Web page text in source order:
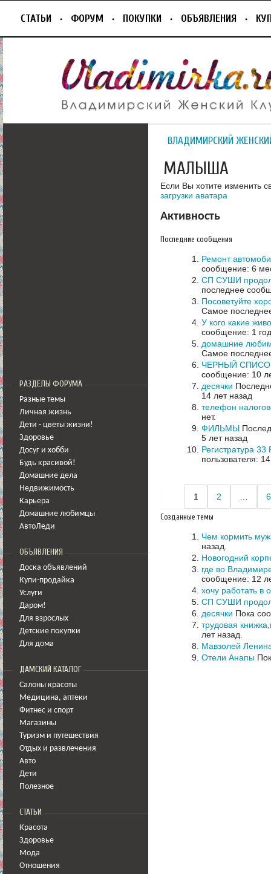
СТАТЬИ ФОРУМ ПОКУПКИ ОБЪЯВЛЕНИЯ
РАЗДЕЛЫ ФОРУМА
Разные темы
Личная жизнь
Дети - цветы жизни!
Здоровье
Досуг и хобби
Будь красивой!
Домашние дела
Недвижимость
Карьера
Домашние любимцы
АвтоЛеди
ОБЪЯВЛЕНИЯ
Доска объявлений
Купи-продайка
Услуги
Даром!
Для взрослых
Детские покупки
Для дома
ДАМСКИЙ КАТАЛОГ
Салоны красоты
Медицина, аптеки
Фитнес и спорт
Магазины
Туризм и путешествия
Отдых и развлечения
Авто
Дети
Полезное
СТАТЬИ
Красота
Здоровье
Мода
Отношения
ВЛАДИМИРСКИЙ
МАЛЫША
Если Вы хотите изменить
загрузки аватара
Активность
Последние сообщения
Ремонт
сообщение: 6
СП СУШИ
последнее
Посоветуйте
Самое
У кого какие
сообщение: 1
домашние
Самое
ЧЕРНЫЙ
сообщение: 10
десячки
14 лет назад
телефон
нет.
ФИЛЬМЫ
5 лет назад
Регистратура 33
пользователя:
1 2 6
Созданные темы
Чем кормить
назад.
Новогодний
где во
сообщение: 12
хочу работать в
СП СУШИ
десячки Пока
трудовая
лет назад.
Мавзолей
Отели Анапы